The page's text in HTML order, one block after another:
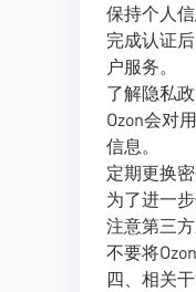
保持个人
完成认证
户服务。
了解隐私
Ozon会对
信息。
定期更换
为了进一
注意第三
不要将
四、相关